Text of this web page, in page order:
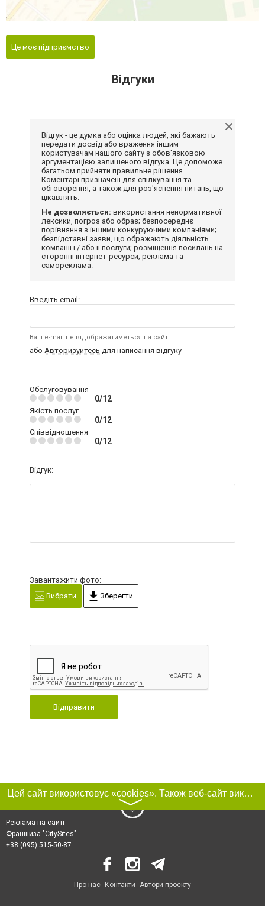
Це моє підприємство
Відгуки
Відгук - це думка або оцінка людей, які бажають
передати досвід або враження іншим
користувачам нашого сайту з обов'язковою
аргументацією залишеного відгука. Це допоможе
багатьом прийняти правильне рішення.
Коментарі призначені для спілкування та
обговорення, а також для роз'яснення питань, що
цікавлять.
Не дозволяється: використання ненормативної
лексики, погроз або образ; безпосереднє
порівняння з іншими конкуруючими компаніями;
безпідставні заяви, що ображають діяльність
компанії і / або її послуги; розміщення посилань на
сторонні інтернет-ресурси; реклама та
самореклама.
Введіть email:
Ваш e-mail не відображатиметься на сайті
або Авторизуйтесь для написання відгуку
Обслуговування
0/12
Якість послуг
0/12
Співвідношення
0/12
Відгук:
Завантажити фото:
Вибрати
Зберегти
Відправити
Цей сайт використовує «cookies». Також веб-сайт використовує інтернет-сервіс для збору технічних даних стосовно відвідувачів з метою отримання маркетингової та статистичної інформації. Умови обробки даних відвідувачів сайту див.
〉
Реклама на сайті
Франшиза "CitySites"
+38 (095) 515-50-87
Про нас Контакти Автори проєкту